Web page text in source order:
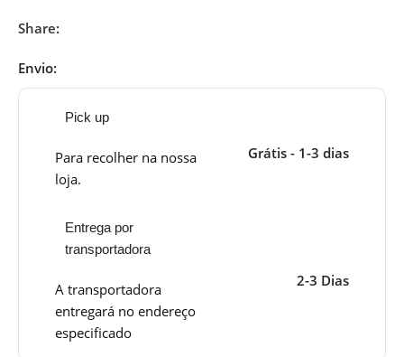
Share:
Envio:
Pick up
Para recolher na nossa
loja.
Grátis - 1-3 dias
Entrega por
transportadora
A transportadora
entregará no endereço
especificado
2-3 Dias